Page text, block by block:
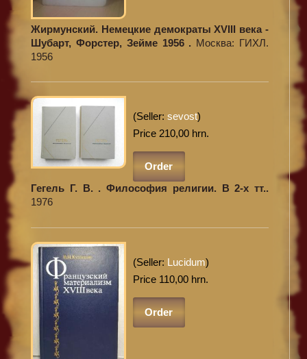
Жирмунский. Немецкие демократы XVIII века -
Шубарт, Форстер, Зейме 1956 . Москва: ГИХЛ.
1956
(Seller: sevost)
Price 210,00 hrn.
Order
Гегель Г. В. . Философия религии. В 2-х тт..
1976
(Seller: Lucidum)
Price 110,00 hrn.
Order